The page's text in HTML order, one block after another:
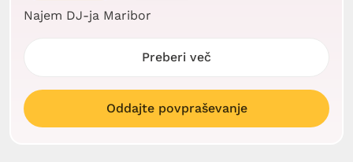
Najem DJ-ja Maribor
Preberi več
Oddajte povpraševanje